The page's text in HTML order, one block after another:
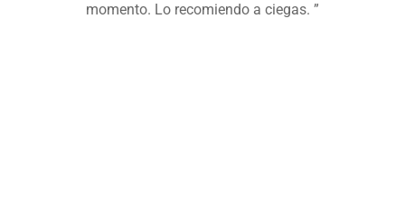
momento. Lo recomiendo a ciegas. ”